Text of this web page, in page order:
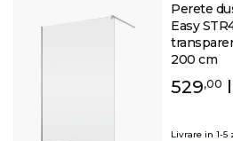
Perete
Easy
200 cm
529,00
Livrare in 1-5